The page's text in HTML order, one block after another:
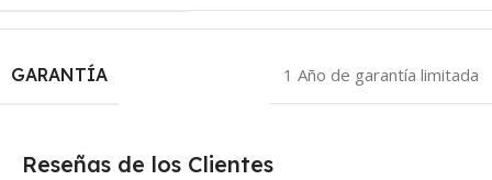
GARANTÍA 1 Año de garantía limitada
Reseñas de los Clientes